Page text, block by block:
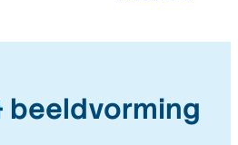
beeldvorming